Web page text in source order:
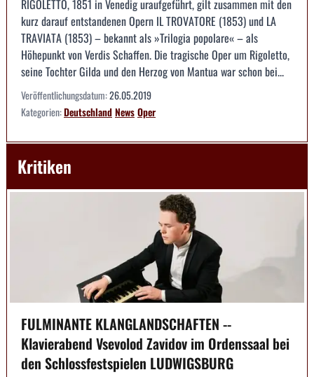
RIGOLETTO, 1851 in Venedig uraufgeführt, gilt zusammen mit den
kurz darauf entstandenen Opern IL TROVATORE (1853) und LA
TRAVIATA (1853) – bekannt als »Trilogia popolare« – als
Höhepunkt von Verdis Schaffen. Die tragische Oper um Rigoletto,
seine Tochter Gilda und den Herzog von Mantua war schon bei...
Veröffentlichungsdatum:26.05.2019
Kategorien:DeutschlandNewsOper
Kritiken
FULMINANTE KLANGLANDSCHAFTEN --
Klavierabend Vsevolod Zavidov im Ordenssaal bei
den Schlossfestspielen LUDWIGSBURG